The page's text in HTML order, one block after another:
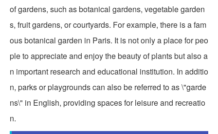
of gardens, such as botanical gardens, vegetable garden
s, fruit gardens, or courtyards. For example, there is a fam
ous botanical garden in Paris. It is not only a place for peo
ple to appreciate and enjoy the beauty of plants but also a
n important research and educational institution. In additio
n, parks or playgrounds can also be referred to as \"garde
ns\" in English, providing spaces for leisure and recreatio
n.